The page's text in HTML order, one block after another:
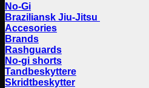
No-Gi
Braziliansk Jiu-Jitsu
Accesories
Brands
Rashguards
No-gi shorts
Tandbeskyttere
Skridtbeskytter